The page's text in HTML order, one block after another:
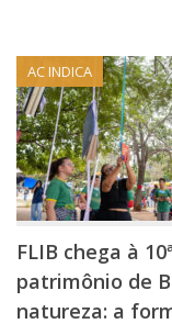
AC INDICA
FLIB chega à
patrimônio de
natureza: a